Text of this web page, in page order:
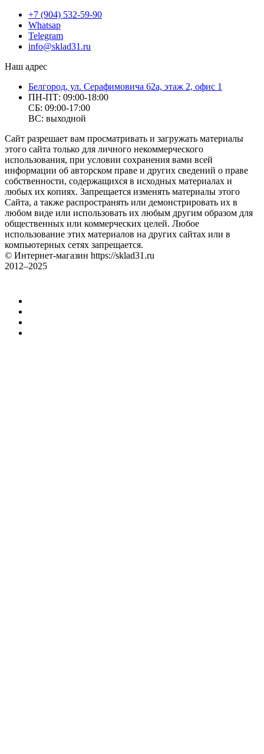
+7 (904) 532-59-90
Whatsap
Telegram
info@sklad31.ru
Наш адрес
Белгород, ул. Серафимовича 62а, этаж 2, офис 1
ПН-ПТ: 09:00-18:00
СБ: 09:00-17:00
ВС: выходной
Сайт разрешает вам просматривать и загружать материалы
этого сайта только для личного некоммерческого
использования, при условии сохранения вами всей
информации об авторском праве и других сведений о праве
собственности, содержащихся в исходных материалах и
любых их копиях. Запрещается изменять материалы этого
Сайта, а также распространять или демонстрировать их в
любом виде или использовать их любым другим образом для
общественных или коммерческих целей. Любое
использование этих материалов на других сайтах или в
компьютерных сетях запрещается.
© Интернет-магазин https://sklad31.ru
2012–2025